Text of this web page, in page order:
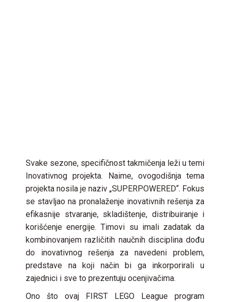
Svake sezone, specifičnost takmičenja leži u temi
Inovativnog projekta. Naime, ovogodišnja tema
projekta nosila je naziv „SUPERPOWERED“. Fokus
se stavljao na pronalaženje inovativnih rešenja za
efikasnije stvaranje, skladištenje, distribuiranje i
korišćenje energije. Timovi su imali zadatak da
kombinovanjem različitih naučnih disciplina dođu
do inovativnog rešenja za navedeni problem,
predstave na koji način bi ga inkorporirali u
zajednici i sve to prezentuju ocenjivačima.
Ono što ovaj FIRST LEGO League program